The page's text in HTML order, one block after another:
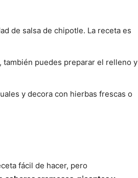
de salsa de chipotle. La receta es
puedes preparar el relleno y
y decora con hierbas frescas o
fácil de hacer, pero